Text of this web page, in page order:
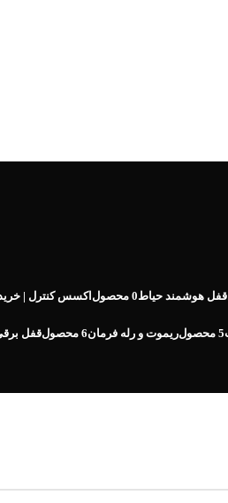
قفل هوشمند حیاط0 محصول اکسس کنترل |
5 محصول ریموت و رله فرمان6 محصول قفل